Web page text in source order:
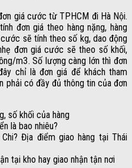
giá cước từ TPHCM đi Hà Nội.
đơn giá theo hàng nặng, hàng
sẽ tính theo số kg, dao động
đơn giá cước sẽ theo số khối,
m3. Số lượng càng lớn thì đơn
chỉ là đơn giá để khách tham
phải có đầy đủ thông tin của đơn
số khối của hàng
là bao nhiêu?
Địa điểm giao hàng tại Thái
tại kho hay giao nhận tận nơi